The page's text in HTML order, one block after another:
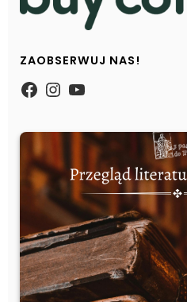
ZAOBSERWUJ NAS!
https://
Instagram
YouTube